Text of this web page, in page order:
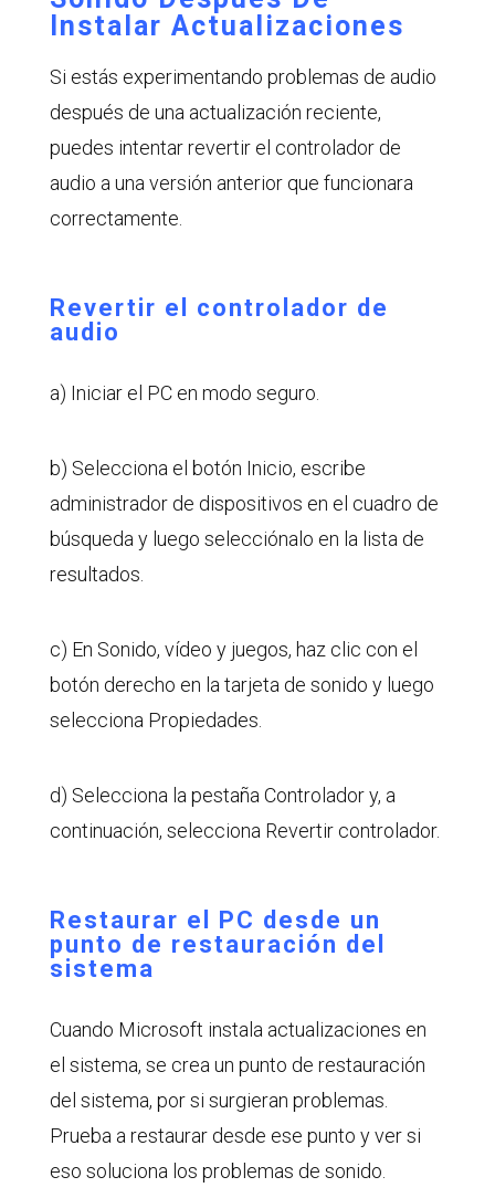
Instalar Actualizaciones
Si estás experimentando problemas de audio
después de una actualización reciente,
puedes intentar revertir el controlador de
audio a una versión anterior que funcionara
correctamente.
Revertir el controlador de
audio
a) Iniciar el PC en modo seguro.
b) Selecciona el botón Inicio, escribe
administrador de dispositivos en el cuadro de
búsqueda y luego selecciónalo en la lista de
resultados.
c) En Sonido, vídeo y juegos, haz clic con el
botón derecho en la tarjeta de sonido y luego
selecciona Propiedades.
d) Selecciona la pestaña Controlador y, a
continuación, selecciona Revertir controlador.
Restaurar el PC desde un
punto de restauración del
sistema
Cuando Microsoft instala actualizaciones en
el sistema, se crea un punto de restauración
del sistema, por si surgieran problemas.
Prueba a restaurar desde ese punto y ver si
eso soluciona los problemas de sonido.